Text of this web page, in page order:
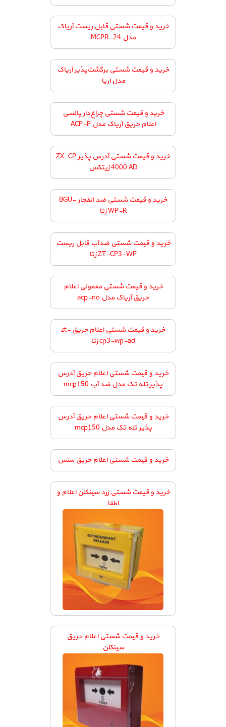
خرید و قیمت شستی قابل ریست آریاک
مدل MCPR-24
خرید و قیمت شستی برگشت‌پذیر آریاک
مدل آریا
خرید و قیمت شستی چراغ‌دار پالسی
اعلام حریق آریاک مدل ACP-P
خرید و قیمت شستی آدرس پذیر ZX-CP
4000 AD زیتکس
خرید و قیمت شستی ضد انفجار BGU-
WP-R زتا
خرید و قیمت شستی ضدآب قابل ریست
ZT-CP3-WP زتا
خرید و قیمت شستی معمولی اعلام
حریق آریاک مدل acp-no
خرید و قیمت شستی اعلام حریق zt-
cp3-wp-ad زتا
خرید و قیمت شستی اعلام حریق آدرس
پذیر تله تک مدل ضد آب mcp150
خرید و قیمت شستی اعلام حریق آدرس
پذیر تله تک مدل mcp150
خرید و قیمت شستی اعلام حریق سنس
خرید و قیمت شستی زرد سینکلن اعلام و
اطفا
خرید و قیمت شستی اعلام حریق
سینکلن